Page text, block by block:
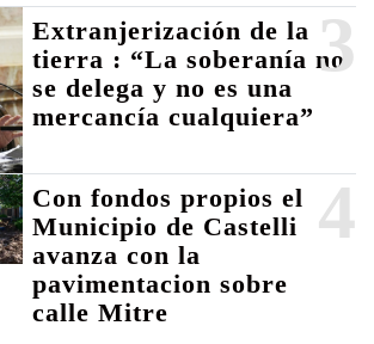
3
Extranjerización de la
tierra : “La soberanía no
se delega y no es una
mercancía cualquiera”
4
Con fondos propios el
Municipio de Castelli
avanza con la
pavimentacion sobre
calle Mitre